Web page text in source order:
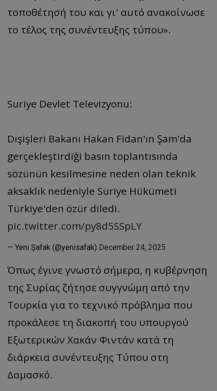
τοποθέτησή του και γι' αυτό ανακοίνωσε
το τέλος της συνέντευξης τύπου».
Suriye Devlet Televizyonu:
Dışişleri Bakanı Hakan Fidan'ın Şam'da
gerçekleştirdiği basın toplantısında
sözünün kesilmesine neden olan teknik
aksaklık nedeniyle Suriye Hükümeti
Türkiye'den özür diledi.
pic.twitter.com/py8d5SSpLY
— Yeni Şafak (@yenisafak) December 24, 2025
Όπως έγινε γνωστό σήμερα, η κυβέρνηση
της Συρίας ζήτησε συγγνώμη από την
Τουρκία για το τεχνικό πρόβλημα που
προκάλεσε τη διακοπή του υπουργού
Εξωτερικών Χακάν Φιντάν κατά τη
διάρκεια συνέντευξης Τύπου στη
Δαμασκό.